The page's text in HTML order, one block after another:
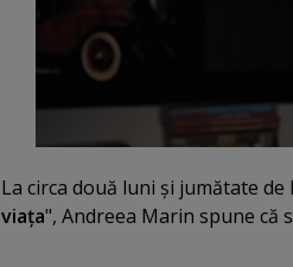
La circa două luni şi jumătate
viaţa", Andreea Marin spune că